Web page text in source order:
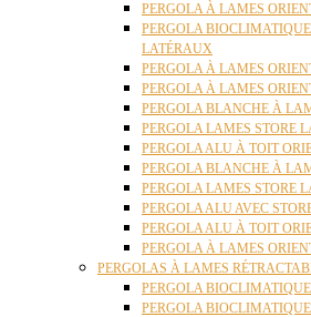
PERGOLA À LAMES
PERGOLA
LATÉRAUX
PERGOLA À LAMES
PERGOLA À LAMES
PERGOLA BLANCHE À
PERGOLA LAMES STORE
PERGOLA ALU À TOIT
PERGOLA BLANCHE À
PERGOLA LAMES STORE
PERGOLA ALU AVEC
PERGOLA ALU À TOIT
PERGOLA À LAMES
PERGOLAS À LAMES
PERGOLA
PERGOLA